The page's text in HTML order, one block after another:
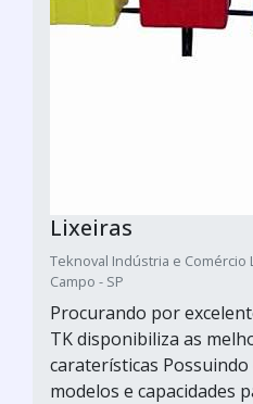
Lixeiras
Teknoval Indústria e Comércio
Campo - SP
Procurando por
TK disponibiliza as
caraterísticas
modelos e capacidades